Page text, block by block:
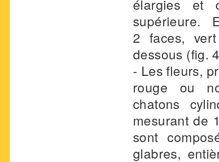
élargies et
supérieure.
2 faces,
dessous (fig.
- Les fleurs,
rouge ou
chatons
mesurant de
sont
glabres,